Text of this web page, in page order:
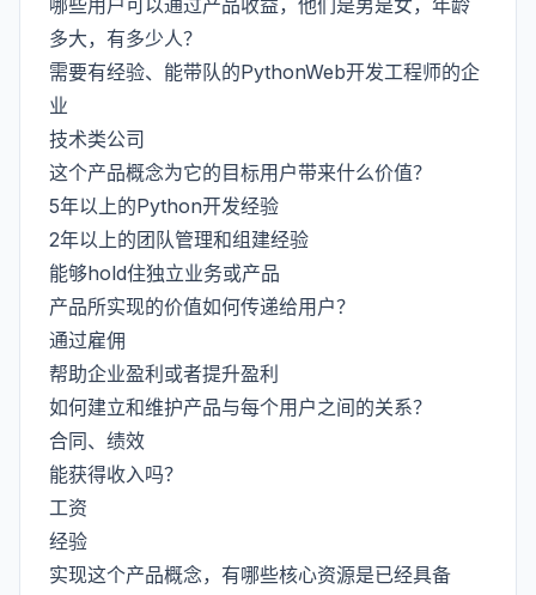
哪些用户可以通过产品收益，他们是男是女，年龄
多大，有多少人？
需要有经验、能带队的PythonWeb开发工程师的企
业
技术类公司
这个产品概念为它的目标用户带来什么价值？
5年以上的Python开发经验
2年以上的团队管理和组建经验
能够hold住独立业务或产品
产品所实现的价值如何传递给用户？
通过雇佣
帮助企业盈利或者提升盈利
如何建立和维护产品与每个用户之间的关系？
合同、绩效
能获得收入吗？
工资
经验
实现这个产品概念，有哪些核心资源是已经具备